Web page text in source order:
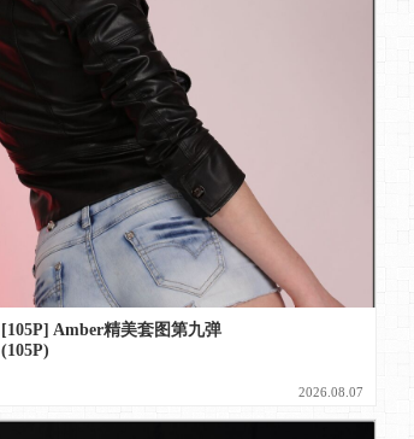
[105P] Amber精美套图第九弹
(105P)
2026.08.07